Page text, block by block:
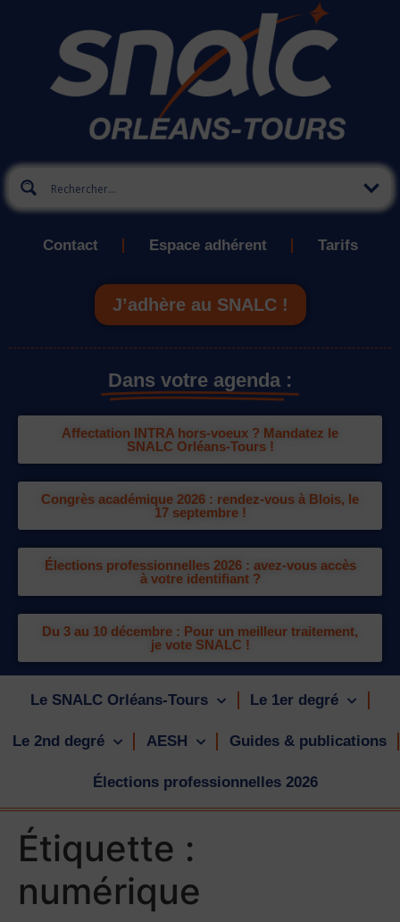
Contact Espace adhérent Tarifs
J’adhère au SNALC !
Dans votre agenda :
Affectation INTRA hors-voeux ? Mandatez le
SNALC Orléans-Tours !
Congrès académique 2026 : rendez-vous à Blois, le
17 septembre !
Élections professionnelles 2026 : avez-vous accès
à votre identifiant ?
Du 3 au 10 décembre : Pour un meilleur traitement,
je vote SNALC !
Le SNALC Orléans-Tours Le 1er degré
Le 2nd degré AESH Guides & publications
Élections professionnelles 2026
Étiquette :
numérique